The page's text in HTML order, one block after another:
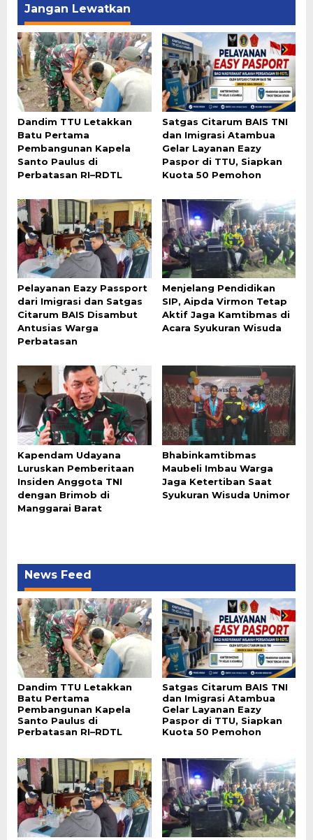
Jangan Lewatkan
Dandim TTU Letakkan
Batu Pertama
Pembangunan Kapela
Santo Paulus di
Perbatasan RI–RDTL
Satgas Citarum BAIS TNI
dan Imigrasi Atambua
Gelar Layanan Eazy
Paspor di TTU, Siapkan
Kuota 50 Pemohon
Pelayanan Eazy Passport
dari Imigrasi dan Satgas
Citarum BAIS Disambut
Antusias Warga
Perbatasan
Menjelang Pendidikan
SIP, Aipda Virmon Tetap
Aktif Jaga Kamtibmas di
Acara Syukuran Wisuda
Kapendam Udayana
Luruskan Pemberitaan
Insiden Anggota TNI
dengan Brimob di
Manggarai Barat
Bhabinkamtibmas
Maubeli Imbau Warga
Jaga Ketertiban Saat
Syukuran Wisuda Unimor
News Feed
Dandim TTU Letakkan
Batu Pertama
Pembangunan Kapela
Santo Paulus di
Perbatasan RI–RDTL
Satgas Citarum BAIS TNI
dan Imigrasi Atambua
Gelar Layanan Eazy
Paspor di TTU, Siapkan
Kuota 50 Pemohon